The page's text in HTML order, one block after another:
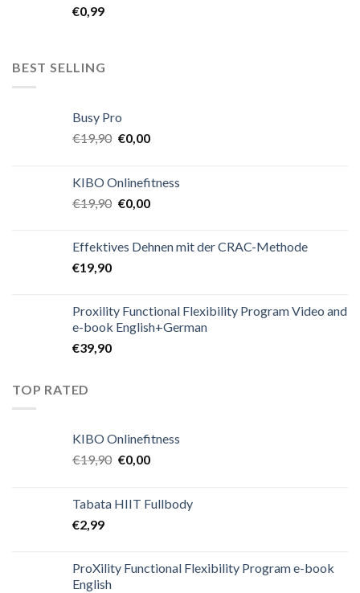
€0,99
BEST SELLING
Busy Pro
€19,90 €0,00
KIBO Onlinefitness
€19,90 €0,00
Effektives Dehnen mit der CRAC-Methode
€19,90
Proxility Functional Flexibility Program Video and
e-book English+German
€39,90
TOP RATED
KIBO Onlinefitness
€19,90 €0,00
Tabata HIIT Fullbody
€2,99
ProXility Functional Flexibility Program e-book
English